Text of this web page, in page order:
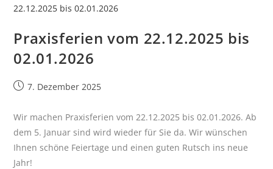
Praxisferien vom 22.12.2025 bis
02.01.2026
7. Dezember 2025
Wir machen Praxisferien vom 22.12.2025 bis 02.01.2026. Ab
dem 5. Januar sind wird wieder für Sie da. Wir wünschen
Ihnen schöne Feiertage und einen guten Rutsch ins neue
Jahr!